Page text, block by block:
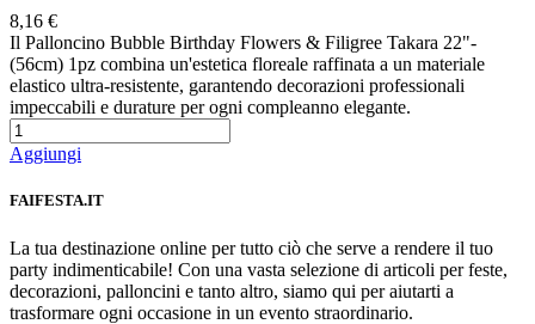
8,16 €
Il Palloncino Bubble Birthday Flowers & Filigree Takara 22"-
(56cm) 1pz combina un'estetica floreale raffinata a un materiale
elastico ultra-resistente, garantendo decorazioni professionali
impeccabili e durature per ogni compleanno elegante.
Aggiungi
FAIFESTA.IT
La tua destinazione online per tutto ciò che serve a rendere il tuo
party indimenticabile! Con una vasta selezione di articoli per feste,
decorazioni, palloncini e tanto altro, siamo qui per aiutarti a
trasformare ogni occasione in un evento straordinario.